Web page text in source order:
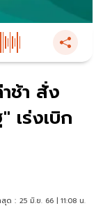
ช้า สั่ง
เร่งเบิก
ด : 25 มิ.ย. 66 | 11:08 น.